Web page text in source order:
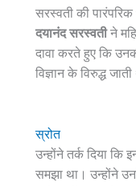
सरस्वती की
दयानंद सरस्वतीने
दावा करते हुए कि
विज्ञान के विरुद्ध जाती
स्रोत
उन्होंने तर्क दिया कि
समझा था। उन्होंने